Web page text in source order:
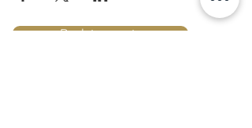
Back to events